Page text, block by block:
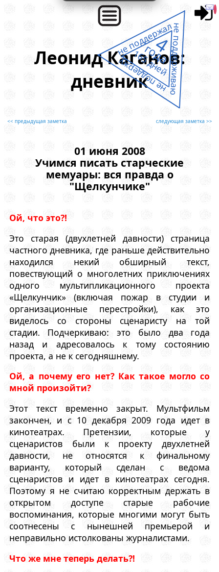
Леонид Каганов:
дневник
<< предыдущая заметка следующая заметка >>
01 июня 2008
Учимся писать старческие
мемуары: вся правда о
"Щелкунчике"
Ой, что это?!
Это старая (двухлетней давности) страница
частного дневника, где раньше действительно
находился некий обширный текст,
повествующий о многолетних приключениях
одного мультипликационного проекта
«Щелкунчик» (включая пожар в студии и
организационные перестройки), как это
виделось со стороны сценаристу на той
стадии. Подчеркиваю: это было два года
назад и адресовалось к тому состоянию
проекта, а не к сегодняшнему.
Ой, а почему его нет? Как такое могло со
мной произойти?
Этот текст временно закрыт. Мультфильм
закончен, и с 10 декабря 2009 года идет в
кинотеатрах. Претензии, которые у
сценаристов были к проекту двухлетней
давности, не относятся к финальному
варианту, который сделан с ведома
сценаристов и идет в кинотеатрах сегодня.
Поэтому я не считаю корректным держать в
открытом доступе старые рабочие
воспоминания, которые многими могут быть
соотнесены с нынешней премьерой и
неправильно истолкованы журналистами.
Что же мне теперь делать?!
не поддержалне поддерживаю
не поддержу
4
года
165 дней